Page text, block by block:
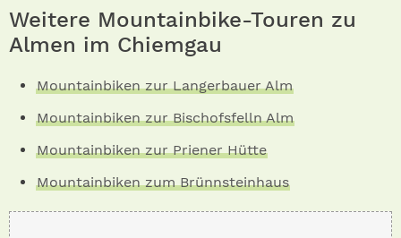
Weitere Mountainbike-Touren zu
Almen im Chiemgau
Mountainbiken zur Langerbauer Alm
Mountainbiken zur Bischofsfelln Alm
Mountainbiken zur Priener Hütte
Mountainbiken zum Brünnsteinhaus